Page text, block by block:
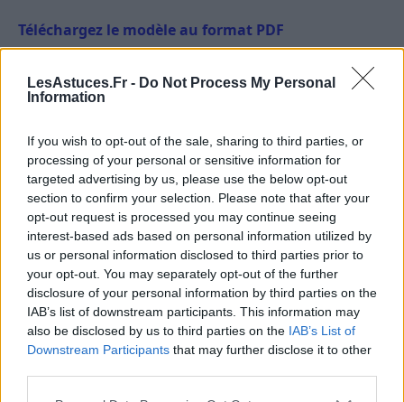
LesAstuces.Fr - Do Not Process My Personal
Information
If you wish to opt-out of the sale, sharing to third parties, or
processing of your personal or sensitive information for
targeted advertising by us, please use the below opt-out
section to confirm your selection. Please note that after your
opt-out request is processed you may continue seeing
interest-based ads based on personal information utilized by
us or personal information disclosed to third parties prior to
your opt-out. You may separately opt-out of the further
disclosure of your personal information by third parties on the
IAB’s list of downstream participants. This information may
also be disclosed by us to third parties on the IAB’s List of
Downstream Participants that may further disclose it to other
Téléchargez le modèle au format PDF
LETTRE DE MOTIVATION
A propos Nathalie Leclerc2950 Articles
Nathalie Leclerc est une journaliste spécialisée en santé et
médecine. Mère de deux enfants, elle allie une solide
expertise journalistique à une expérience concrète de la
santé familiale et de la nutrition. Fervente adepte d’un mode